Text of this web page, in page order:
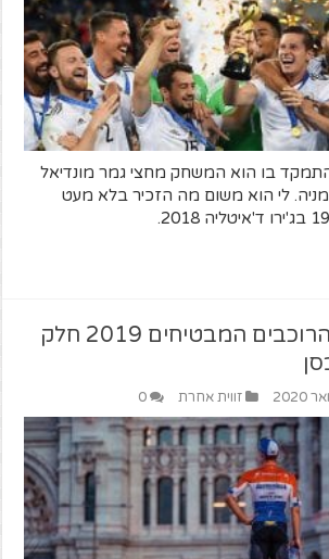
בו הוא המשחק מחצי גמר מונדיאל
לגרמניה. לי הוא משום מה הזכיר בלא מעט
סיכום פרויקט הרוכבים המבטיחים 2019 חלק
זווית אחרת 0